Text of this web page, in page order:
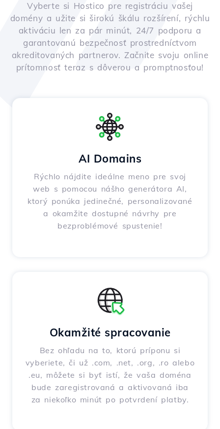
Vyberte si Hostico pre registráciu vašej
domény a užite si širokú škálu rozšírení, rýchlu
aktiváciu len za pár minút, 24/7 podporu a
garantovanú bezpečnosť prostredníctvom
akreditovaných partnerov. Začnite svoju online
prítomnosť teraz s dôverou a promptnosťou!
AI Domains
Rýchlo nájdite ideálne meno pre svoj
web s pomocou nášho generátora AI,
ktorý ponúka jedinečné, personalizované
a okamžite dostupné návrhy pre
bezproblémové spustenie!
Okamžité spracovanie
Bez ohľadu na to, ktorú príponu si
vyberiete, či už .com, .net, .org, .ro alebo
.eu, môžete si byť istí, že vaša doména
bude zaregistrovaná a aktivovaná iba
za niekoľko minút po potvrdení platby.